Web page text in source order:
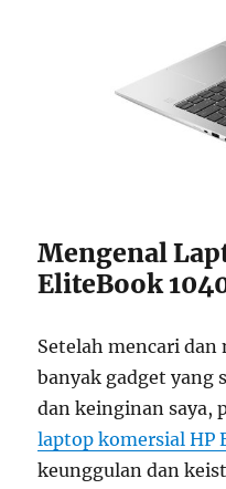
Mengenal
EliteBook
Setelah mencari
banyak gadget yang
dan keinginan saya,
laptop komersial HP
keunggulan dan